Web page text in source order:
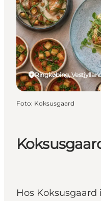
Oplevelser
Overnatning
Planlæg ferien
Hos
Ringkøbing,
Foto: Koksusgaard